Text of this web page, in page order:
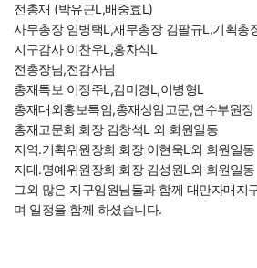
전총재 (박유근L,배중효L)
사무총장 임병택L,재무총장 김팔규L,기획총
지구감사 이찬우L,홍차식L
전총장님,전감사님
총재특보 이정주L,김미경L,이병형L
총재대외홍보특임,총재상임고문,연수부원장
총재고문회 회장 김창석L 외 회원일동
지역.기획위원장회 회장 이현욱L외 회원일동
지대.명예위원장회 회장 김성원L외 회원일동
그외 많은 지구임원님들과 함께 대만자매지
며 일정을 함께 하셨습니다.